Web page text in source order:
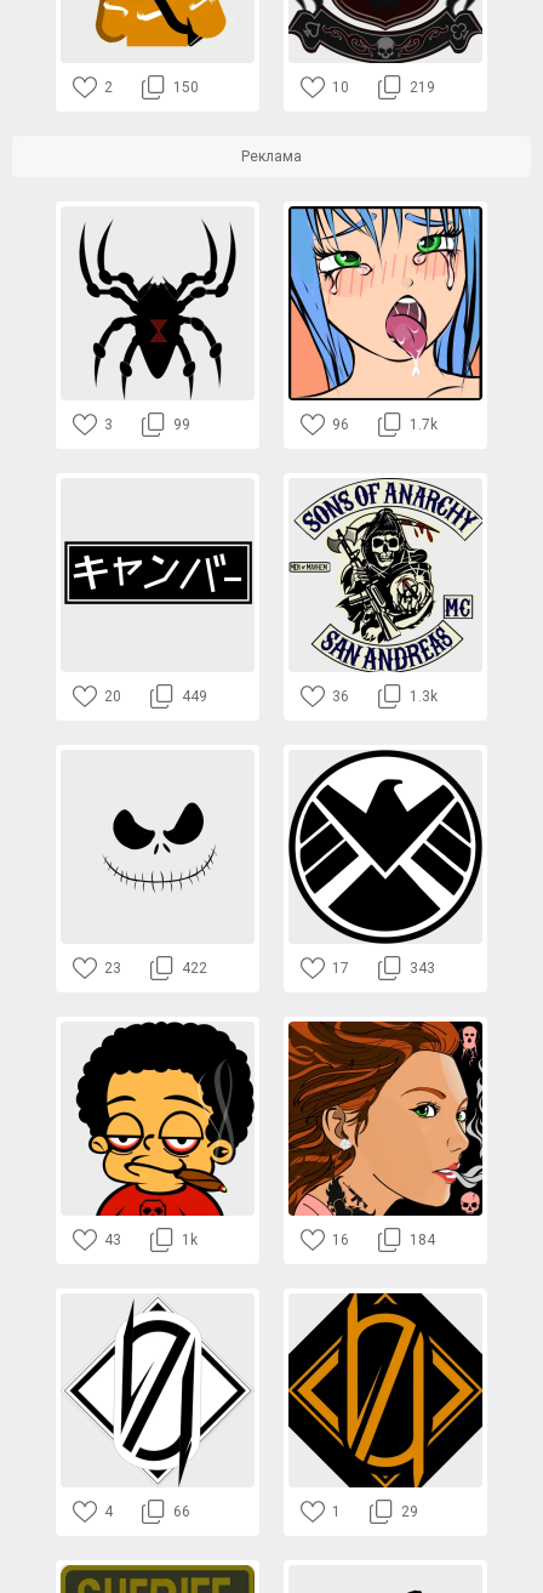
2 150 10 219
Реклама
3 99 96 1.7k
20 449 36 1.3k
23 422 17 343
43 1k 16 184
4 66 1 29